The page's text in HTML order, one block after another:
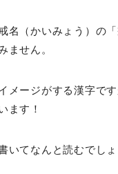
名（かいみょう）の「
ません。
メージがする漢字で
ます！
いてなんと読むでしょ